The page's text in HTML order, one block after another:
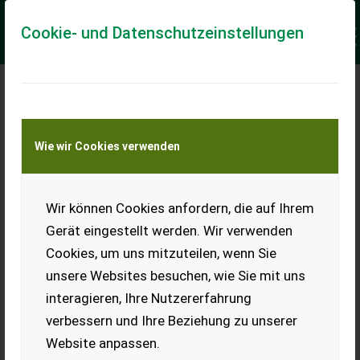
Cookie- und Datenschutzeinstellungen
Wie wir Cookies verwenden
Wir können Cookies anfordern, die auf Ihrem
Gerät eingestellt werden. Wir verwenden
Cookies, um uns mitzuteilen, wenn Sie
unsere Websites besuchen, wie Sie mit uns
interagieren, Ihre Nutzererfahrung
verbessern und Ihre Beziehung zu unserer
Website anpassen.
„MASCHINEN
PROFESSIONELL
VERMARKTEN“
Einsteiger-Training
Die Digitalisierung hat auch im landwirtschaftlichen
Handel großen Einfluss genommen. – Der Großteil der
Erstkontakte zu Kundinnen und Kunden passiert
inzwischen über Internet-Marktplätze und Social Media